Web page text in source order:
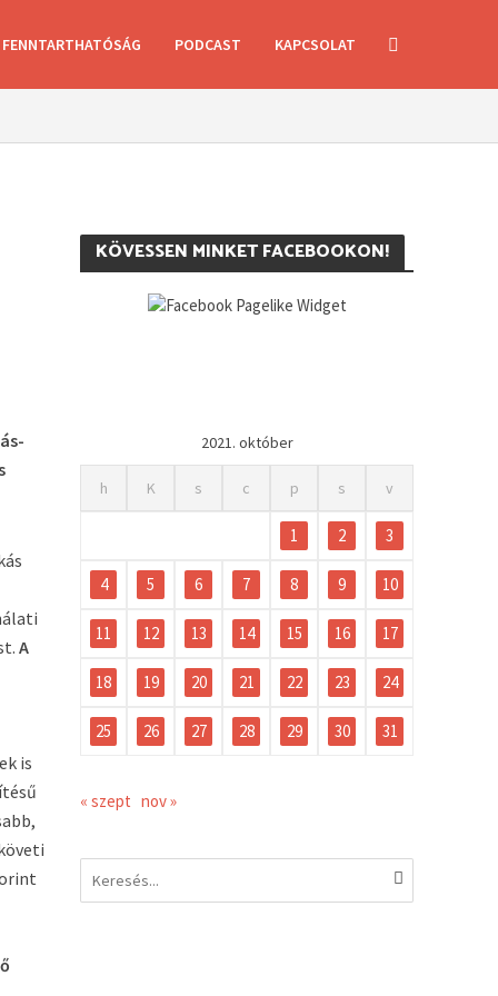
FENNTARTHATÓSÁG PODCAST KAPCSOLAT
A
is
KÖVESSEN MINKET FACEBOOKON!
2021. október
h K s c p s v
1 2 3
4 5 6 7 8 9 10
11 12 13 14 15 16 17
18 19 20 21 22 23 24
25 26 27 28 29 30 31
« szept nov »